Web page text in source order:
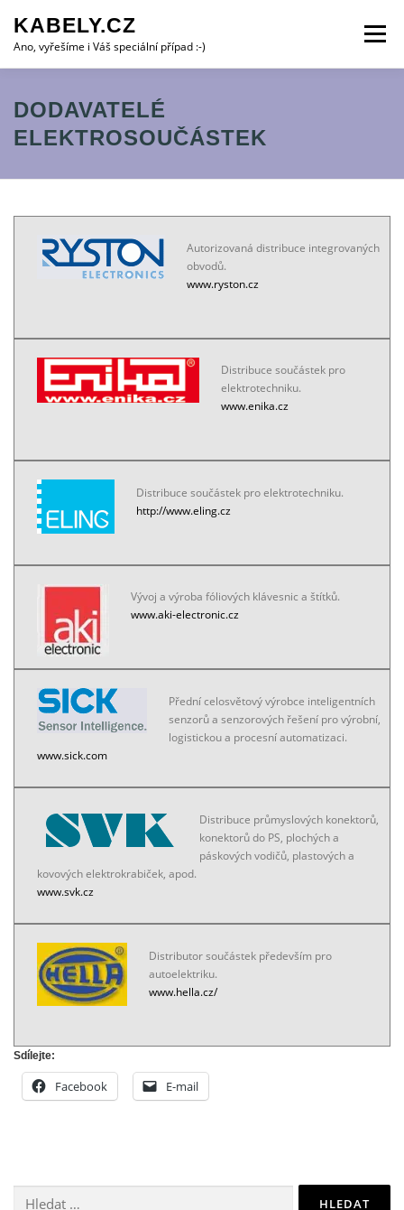
obsah
KABELY.CZ
Ano, vyřešíme i Váš speciální případ :-)
Menu
ALARMSYSTÉMY
DODAVATELÉ
ELEKTROSOUČÁSTEK
Autorizovaná distribuce integrovaných
obvodů.
www.ryston.cz
Distribuce součástek pro
elektrotechniku.
www.enika.cz
Distribuce součástek pro elektrotechniku.
http://www.eling.cz
Vývoj a výroba fóliových klávesnic a štítků.
www.aki-electronic.cz
Přední celosvětový výrobce inteligentních
senzorů a senzorových řešení pro výrobní,
logistickou a procesní automatizaci.
www.sick.com
Distribuce průmyslových konektorů,
konektorů do PS, plochých a
páskových vodičů, plastových a
kovových elektrokrabiček, apod.
www.svk.cz
Distributor součástek především pro
autoelektriku.
www.hella.cz/
Sdílejte:
Facebook E-mail